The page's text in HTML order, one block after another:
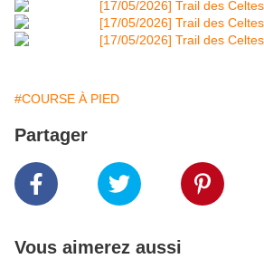
#COURSE À PIED
Partager
Vous aimerez aussi